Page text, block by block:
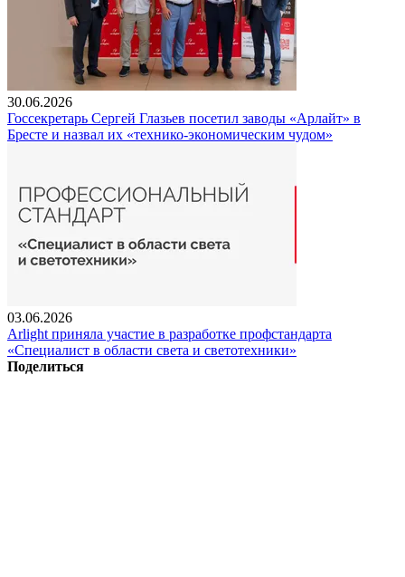
30.06.2026
Госсекретарь Сергей Глазьев посетил заводы «Арлайт» в
Бресте и назвал их «технико-экономическим чудом»
03.06.2026
Arlight приняла участие в разработке профстандарта
«Специалист в области света и светотехники»
Поделиться